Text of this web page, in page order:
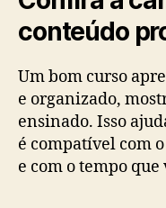
conteúdo
Um bom curso
e organizado,
ensinado. Isso
é compatível com
e com o tempo